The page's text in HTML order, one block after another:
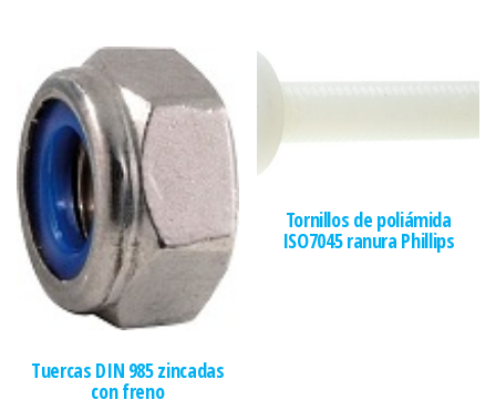
Tuercas DIN 985 zincadas
con freno
Tornillos de poliámida
ISO7045 ranura Phillips